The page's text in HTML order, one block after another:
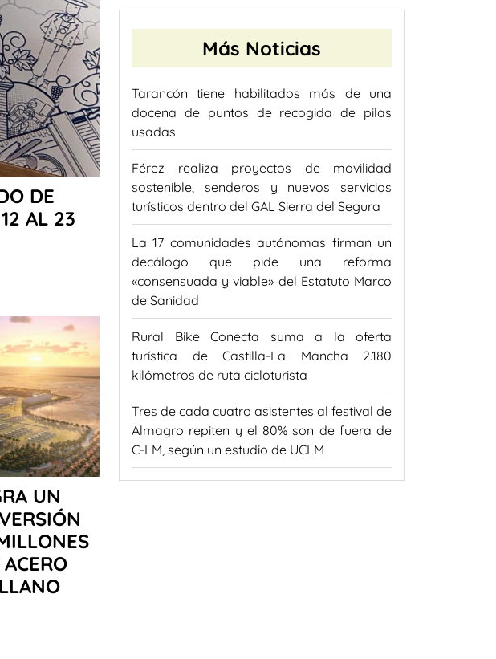
DE
AL 23
UN
Más Noticias
Tarancón tiene habilitados más de una
docena de puntos de recogida de pilas
usadas
Férez realiza proyectos de movilidad
sostenible, senderos y nuevos servicios
turísticos dentro del GAL Sierra del Segura
La 17 comunidades autónomas firman un
decálogo que pide una reforma
«consensuada y viable» del Estatuto Marco
de Sanidad
Rural Bike Conecta suma a la oferta
turística de Castilla-La Mancha 2.180
kilómetros de ruta cicloturista
Tres de cada cuatro asistentes al festival de
Almagro repiten y el 80% son de fuera de
C-LM, según un estudio de UCLM